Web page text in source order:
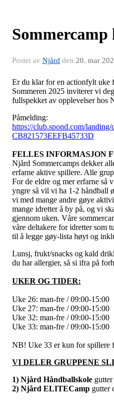
Postet av Njård den 20. mar
Er du klar for en actionfylt uke
Sommeren 2025 inviterer vi
fullspekket av opplevelser hos
Påmelding:
https://club.spond.com/
CB821573EEFB45733D
FELLES INFORMASJON
Njård Sommercamps dekker
erfarne aktive spillere. Alle
For de eldre og mer erfarne så
yngre så vil vi ha 1-2 håndball
vi med mange andre gøye
mange idretter å by på, og vi
gjennom uken. Våre
våre deltakere for idretter som
til å legge gøy-lista høyt og
Lunsj, frukt/snacks og kald
du har allergier, så si ifra på
UKER OG TIDER:
Uke 26: man-fre / 09:00-15:00
Uke 27: man-fre / 09:00-15:00
Uke 32: man-fre / 09:00-15:00
Uke 33: man-fre / 09:00-15:00
NB! Uke 33 er kun for spillere
VI DELER GRUPPENE
1) Njård Håndballskole
2) Njård ELITECamp gutter